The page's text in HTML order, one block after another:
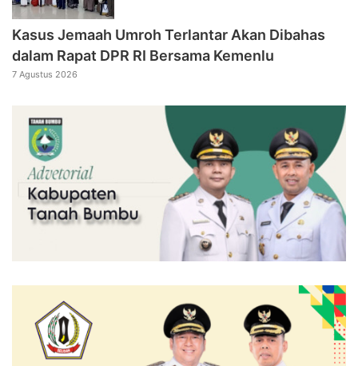
Kasus Jemaah Umroh Terlantar Akan Dibahas
dalam Rapat DPR RI Bersama Kemenlu
7 Agustus 2026